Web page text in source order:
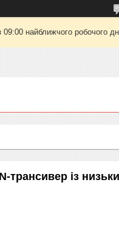
найближчого робочого
трансивер із